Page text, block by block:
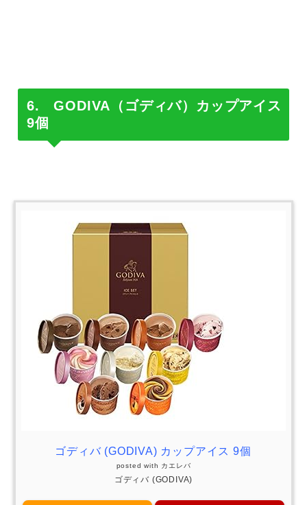
6. GODIVA（ゴディバ）カップアイス
9個
ゴディバ (GODIVA) カップアイス 9個
posted with カエレバ
ゴディバ (GODIVA)